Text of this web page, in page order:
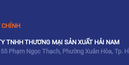
CHÍNH
TNHH THƯƠNG MẠI SẢN XUẤT HẢI NAM
Phạm Ngọc Thạch, Phường Xuân Hòa, Tp.